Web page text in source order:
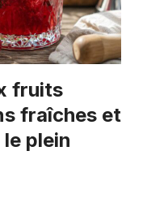
fruits
fraîches et
plein